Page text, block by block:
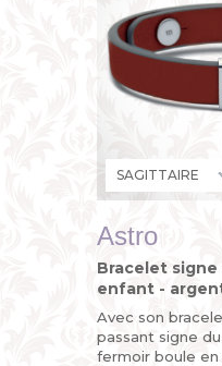
Astro
Bracelet
enfant -
Avec son
passant signe
fermoir boule